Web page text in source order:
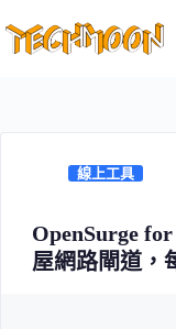
至
線上工具
OpenSurge
屋網路閘道，